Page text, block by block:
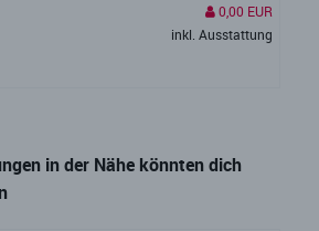
0,00 EUR
inkl. Ausstattung
in der Nähe könnten dich